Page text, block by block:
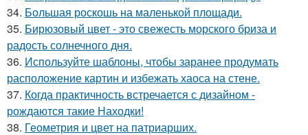
34. Большая роскошь на маленькой площади.
35. Бирюзовый цвет - это свежесть морского бриза и
радость солнечного дня.
36. Используйте шаблоны, чтобы заранее продумать
расположение картин и избежать хаоса на стене.
37. Когда практичность встречается с дизайном -
рождаются такие Находки!
38. Геометрия и цвет на патриарших.